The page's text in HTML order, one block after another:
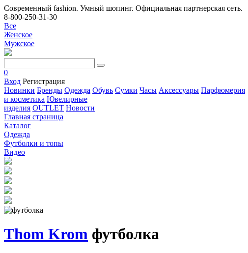
Современный fashion. Умный шопинг. Официальная партнерская сеть.
8-800-250-31-30
Все
Женское
Мужское
0
Вход Регистрация
Новинки Бренды Одежда Обувь Сумки Часы Аксессуары Парфюмерия
и косметика Ювелирные
изделия OUTLET Новости
Главная страница
Каталог
Одежда
Футболки и топы
Видео
Thom Krom футболка